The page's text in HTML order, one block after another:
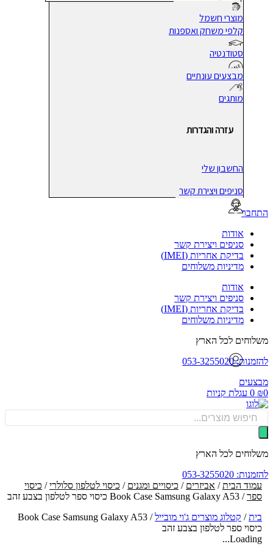
מוצרי חשמל
קלפי משחק ואספנות
סטודנטיה
מבצעים עונתיים
מותגים
עזרה והגדרות
החשבון שלי
סניפים ויצירת קשר
אודות
סניפים ויצירת קשר
בדיקת אחריות (IMEI)
מדיניות משלוחים
אודות
סניפים ויצירת קשר
בדיקת אחריות (IMEI)
מדיניות משלוחים
לכל הארץ
053-3255020
0 עגלת קניות
לכל הארץ
053-3255020
הבית/אביזרים/כיסויים ומגנים/כיסוי לטלפון סלולרי/כיסוי
/ Book Case Samsung Galaxy A53 כיסוי ספר לטלפון בצבע זהב
/קטלוג מוצרים ג'וי מובייל/
Book Case Samsung Galaxy A53
ספר לטלפון בצבע זהב